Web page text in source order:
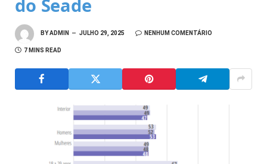
do Seade
BYADMIN JULHO 29, 2025 NENHUM COMENTÁRIO
7 MINS READ